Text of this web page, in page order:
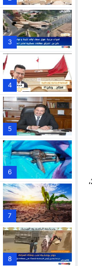
لكرة القدم، خاصة في ظل استعداد المملكة المغربية لخوض تحدٍ تاريخي يتمثل في احتضان نهائيات كأس العالم 2030،
3
4
5
6
7
8